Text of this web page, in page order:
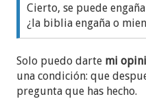
Cierto, se puede
¿la biblia engaña o
Solo puedo darte mi
una condición: que
pregunta que has hecho.